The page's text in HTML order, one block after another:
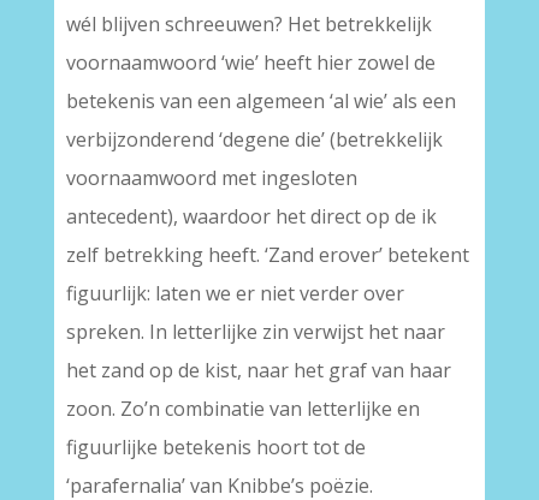
wél blijven schreeuwen? Het betrekkelijk
voornaamwoord ‘wie’ heeft hier zowel de
betekenis van een algemeen ‘al wie’ als een
verbijzonderend ‘degene die’ (betrekkelijk
voornaamwoord met ingesloten
antecedent), waardoor het direct op de ik
zelf betrekking heeft. ‘Zand erover’ betekent
figuurlijk: laten we er niet verder over
spreken. In letterlijke zin verwijst het naar
het zand op de kist, naar het graf van haar
zoon. Zo’n combinatie van letterlijke en
figuurlijke betekenis hoort tot de
‘parafernalia’ van Knibbe’s poëzie.